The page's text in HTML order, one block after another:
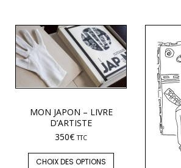
MON JAPON – LIVRE
D’ARTISTE
350€ TTC
CHOIX DES OPTIONS